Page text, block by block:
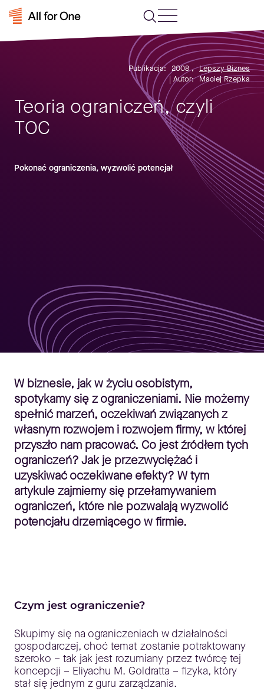
Publikacja: 2008, Lepszy Biznes
| Autor: Maciej Rzepka
Teoria ograniczeń, czyli
TOC
Pokonać ograniczenia, wyzwolić potencjał
W biznesie, jak w życiu osobistym,
spotykamy się z ograniczeniami. Nie możemy
spełnić marzeń, oczekiwań związanych z
własnym rozwojem i rozwojem firmy, w której
przyszło nam pracować. Co jest źródłem tych
ograniczeń? Jak je przezwyciężać i
uzyskiwać oczekiwane efekty? W tym
artykule zajmiemy się przełamywaniem
ograniczeń, które nie pozwalają wyzwolić
potencjału drzemiącego w firmie.
Czym jest ograniczenie?
Skupimy się na ograniczeniach w działalności
gospodarczej, choć temat zostanie potraktowany
szeroko – tak jak jest rozumiany przez twórcę tej
koncepcji – Eliyachu M. Goldratta – fizyka, który
stał się jednym z guru zarządzania.